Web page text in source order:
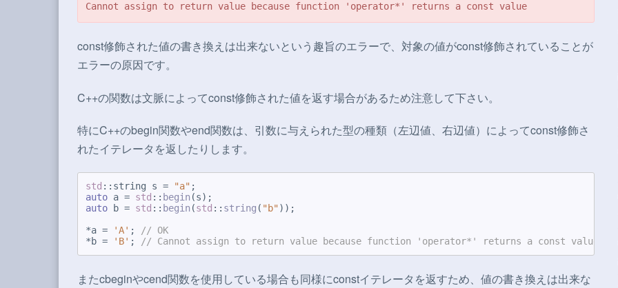
Cannot assign to return value because function 'operator*' returns a const value
const修飾された値の書き換えは出来ないという趣旨のエラーで、対象の値がconst修飾されていることが
エラーの原因です。
C++の関数は文脈によってconst修飾された値を返す場合があるため注意して下さい。
特にC++のbegin関数やend関数は、引数に与えられた型の種類（左辺値、右辺値）によってconst修飾さ
れたイテレータを返したりします。
std ::string s = "a"
auto a = std :: begin
auto b = std :: begin (std :: string ( "b"));
*a =
'A' ; // OK
*b =
'B' ; // Cannot assign to return value because function 'operator*' returns a const value
またcbeginやcend関数を使用している場合も同様にconstイテレータを返すため、値の書き換えは出来な